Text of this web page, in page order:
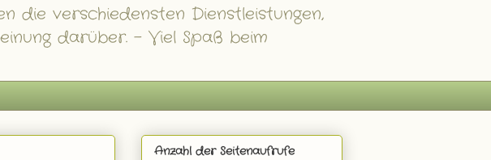
verschiedensten Dienstleistungen,
darüber. - Viel Spaß beim
Anzahl der Seitenaufrufe